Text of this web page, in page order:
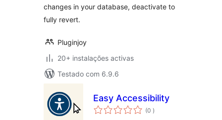
changes in your database, deactivate to
fully revert.
Pluginjoy
20+ instalações activas
Testado com 6.9.6
Easy Accessibility
(0 classificações
)